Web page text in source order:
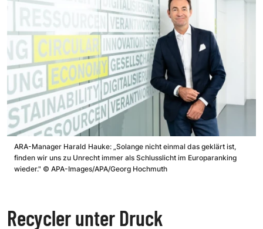
ARA-Manager Harald Hauke: „Solange nicht einmal das geklärt ist,
finden wir uns zu Unrecht immer als Schlusslicht im Europaranking
wieder." © APA-Images/APA/Georg Hochmuth
Recycler unter Druck